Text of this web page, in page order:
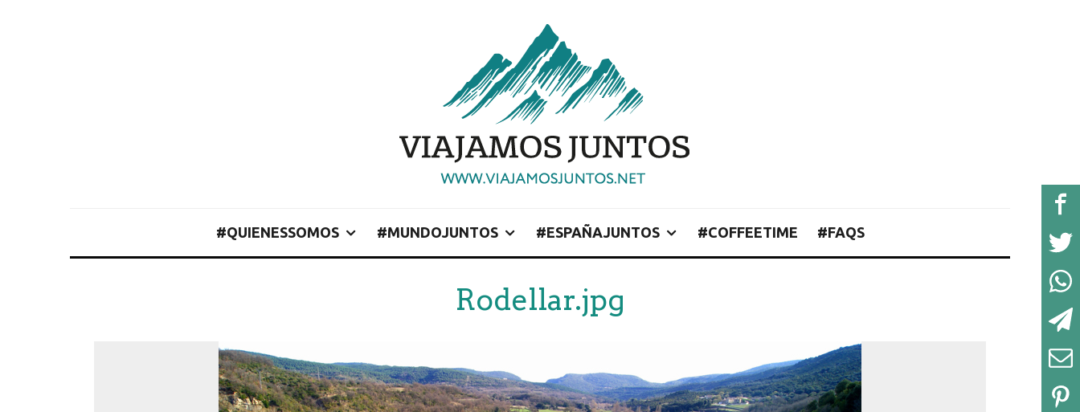
#QUIENESSOMOS #MUNDOJUNTOS #ESPAÑAJUNTOS #COFFEETIME #FAQS
Rodellar.jpg